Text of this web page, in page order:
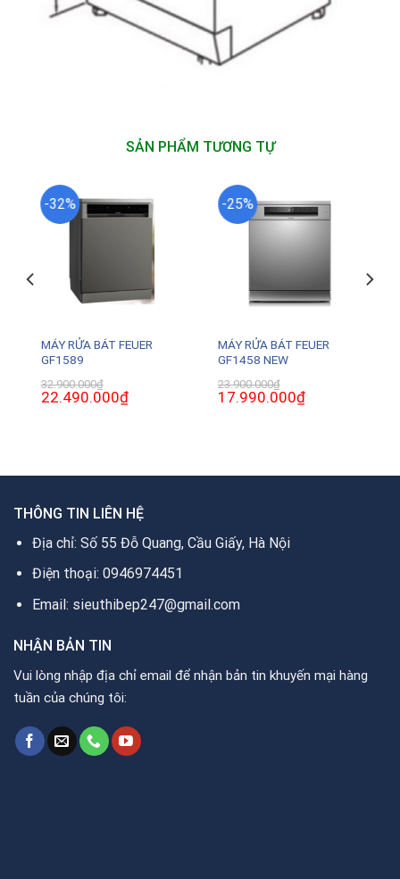
SẢN PHẨM TƯƠNG TỰ
-32%
MÁY RỬA BÁT FEUER
GF1589
32.900.000₫
Giá
gốc
22.490.000₫Giá
hiện
-25%
MÁY RỬA BÁT FEUER
GF1458 NEW
23.900.000₫
Giá
gốc
17.990.000₫Giá
hiện
THÔNG TIN LIÊN HỆ
Địa chỉ: Số 55 Đỗ Quang, Cầu Giấy, Hà Nội
Điện thoại: 0946974451
Email: sieuthibep247@gmail.com
NHẬN BẢN TIN
Vui lòng nhập địa chỉ email để nhận bản tin khuyến mại hàng
tuần của chúng tôi: